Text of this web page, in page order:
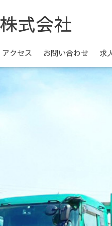
式会社
アクセス お問い合わせ 求